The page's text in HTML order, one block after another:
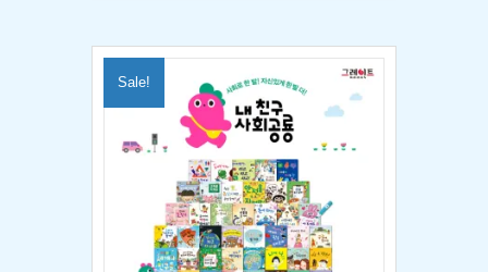
Sale!